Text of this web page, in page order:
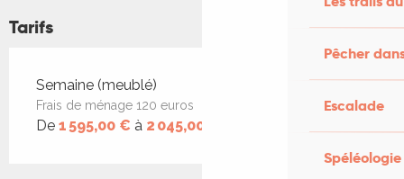
Pêcher
Escalade
Spéléologie
Tarifs
Tarifs 2026
Semaine (meublé)
Frais de ménage 120 euros
De 1 595,00 € à 2 045,00 €